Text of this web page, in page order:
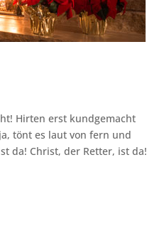
Hirten erst kundgemacht
tönt es laut von fern und
da! Christ, der Retter, ist da!